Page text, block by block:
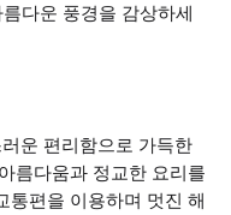
다운 풍경을 감상하세
운 편리함으로 가득한
름다움과 정교한 요리를
통편을 이용하며 멋진 해